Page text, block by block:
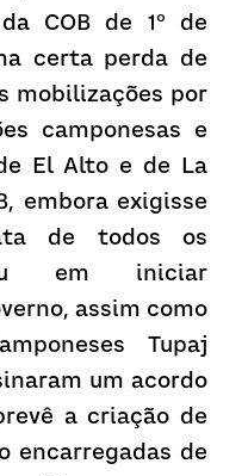
COB de 1º de
certa perda de
mobilizações por
camponesas e
El Alto e de La
embora exigisse
de todos os
em iniciar
assim como
Tupaj
um acordo
a criação de
encarregadas de